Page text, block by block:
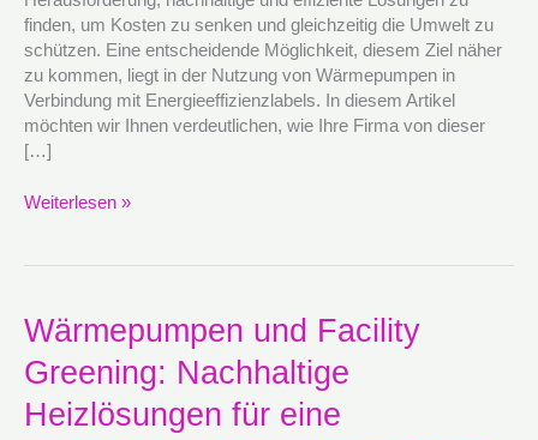
finden, um Kosten zu senken und gleichzeitig die Umwelt zu
schützen. Eine entscheidende Möglichkeit, diesem Ziel näher
zu kommen, liegt in der Nutzung von Wärmepumpen in
Verbindung mit Energieeffizienzlabels. In diesem Artikel
möchten wir Ihnen verdeutlichen, wie Ihre Firma von dieser
[…]
und
die
Umwelt
entlasten
kann
Weiterlesen »
Wärmepumpen und Facility
Greening: Nachhaltige
Heizlösungen für eine
Wärmepumpen
und
Facility
Nachhaltige